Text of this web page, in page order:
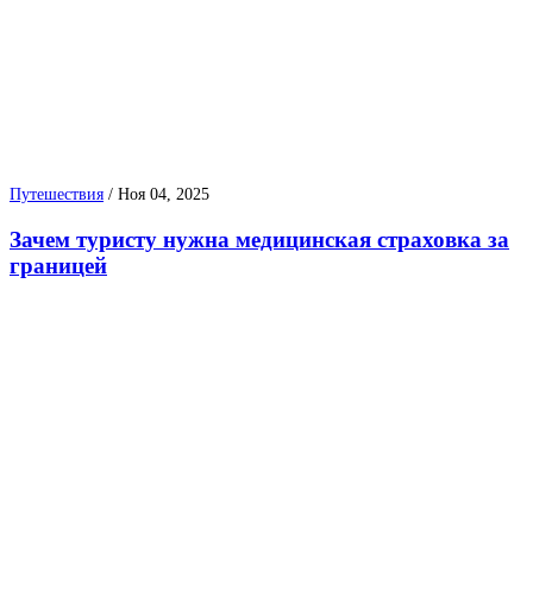
Путешествия / Ноя 04, 2025
Зачем туристу нужна медицинская страховка за
границей